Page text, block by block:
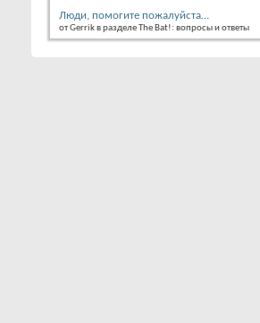
Люди, помогите пожалуйста…
от Gerrik в разделе The Bat!: вопросы и ответы